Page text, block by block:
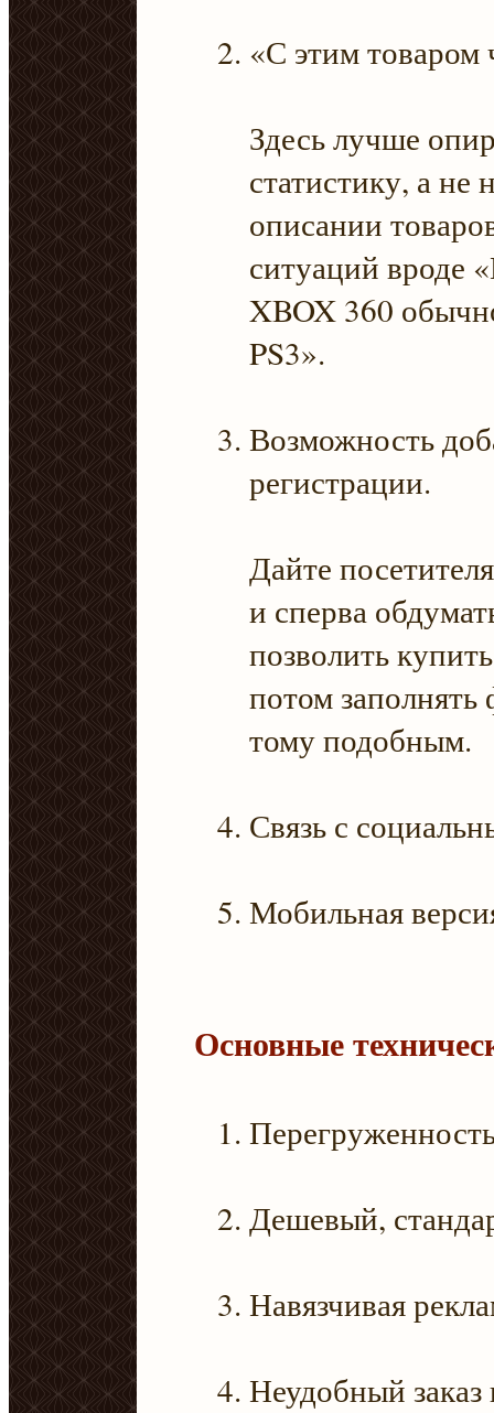
«С этим товаром
Здесь лучше
статистику, а не
описании
ситуаций вроде
XBOX 360
PS3».
Возможность
регистрации.
Дайте
и сперва
позволить
потом
тому подобным.
Связь с
Мобильная
Основные
Дешевый,
Навязчивая
Неудобный заказ